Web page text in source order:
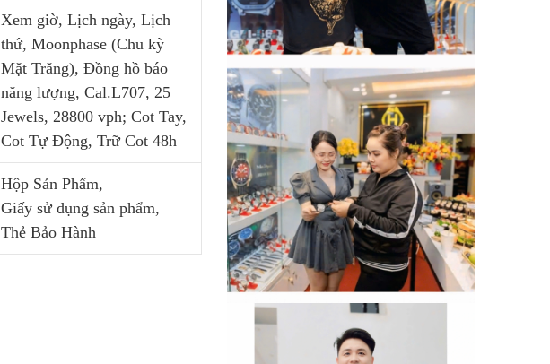
Xem giờ, Lịch ngày, Lịch
thứ, Moonphase (Chu kỳ
Mặt Trăng), Đồng hồ báo
năng lượng, Cal.L707, 25
Jewels, 28800 vph; Cot Tay,
Cot Tự Động, Trữ Cot 48h
Hộp Sản Phẩm,
Giấy sử dụng sản phẩm,
Thẻ Bảo Hành